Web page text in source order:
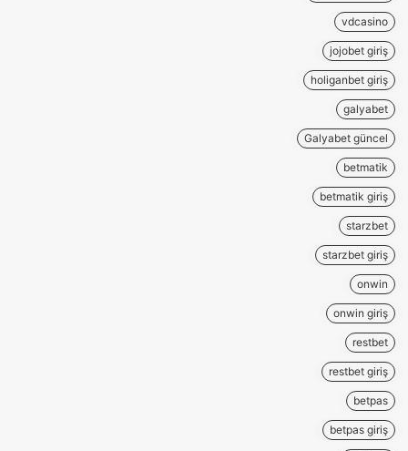
vdcasino
jojobet giriş
holiganbet giriş
galyabet
Galyabet güncel
betmatik
betmatik giriş
starzbet
starzbet giriş
onwin
onwin giriş
restbet
restbet giriş
betpas
betpas giriş